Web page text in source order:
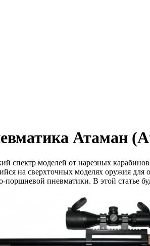
Атаман
спектр моделей от нарезных
на сверхточных моделях оружия
пневматики. В этой статье